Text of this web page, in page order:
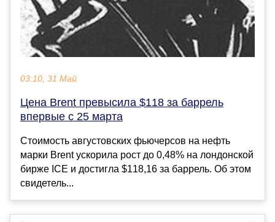
03:10, 31 Май
Цена Brent превысила $118 за баррель
впервые с 25 марта
Стоимость августовских фьючерсов на нефть
марки Brent ускорила рост до 0,48% на лондонской
бирже ICE и достигла $118,16 за баррель. Об этом
свидетель...